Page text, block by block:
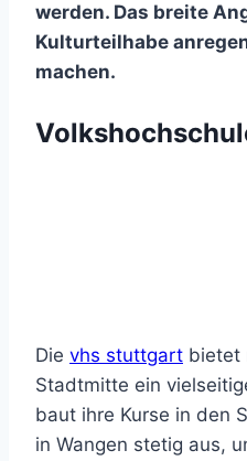
werden. Das breite
Kulturteilhabe
machen.
Die vhs stuttgart bietet
Stadtmitte ein
baut ihre Kurse in den
in Wangen stetig aus,